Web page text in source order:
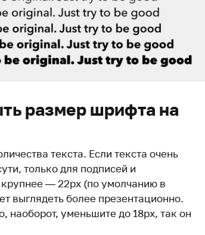
размер шрифта на
текста. Если текста очень
только для подписей и
— 22px (по умолчанию в
выглядеть более презентационно.
наoборот, уменьшите до 18px, так он